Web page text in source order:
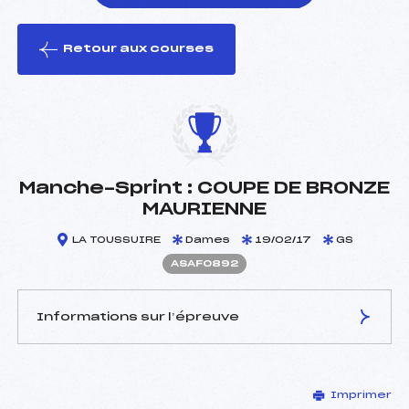
le ski
Retour aux courses
Manche-Sprint : COUPE DE BRONZE
MAURIENNE
LA TOUSSUIRE Dames 19/02/17 GS
ASAF0892
Informations sur l’épreuve
PASCAL MICHEL ()
Imprimer